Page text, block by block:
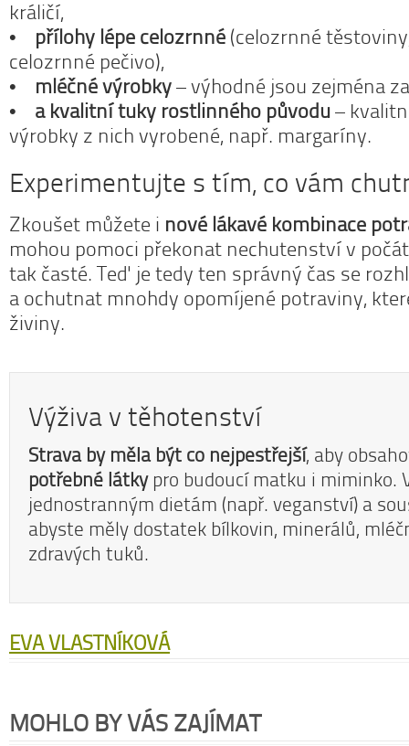
králičí,
• přílohy lépe celozrnné (celozrnné
celozrnné pečivo),
• mléčné výrobky– výhodné jsou zejména
• a kvalitní tuky rostlinného původu–
výrobky z nich vyrobené, např. margaríny.
Experimentujte s tím, co vám
Zkoušet můžete i nové lákavé kombinace
mohou pomoci překonat nechutenství v
tak časté. Teď je tedy ten správný čas se
a ochutnat mnohdy opomíjené potraviny,
živiny.
Výživa v těhotenství
Strava by měla být co nejpestřejší, aby
potřebné látkypro budoucí matku i miminko.
jednostranným dietám (např. veganství) a
abyste měly dostatek bílkovin, minerálů,
zdravých tuků.
EVA VLASTNÍKOVÁ
MOHLO BY VÁS ZAJÍMAT